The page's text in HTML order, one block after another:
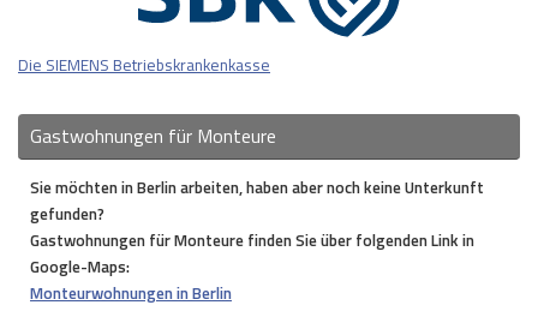
Die SIEMENS Betriebskrankenkasse
Gastwohnungen für Monteure
Sie möchten in Berlin arbeiten, haben aber noch keine Unterkunft
gefunden?
Gastwohnungen für Monteure finden Sie über folgenden Link in
Google-Maps:
Monteurwohnungen in Berlin